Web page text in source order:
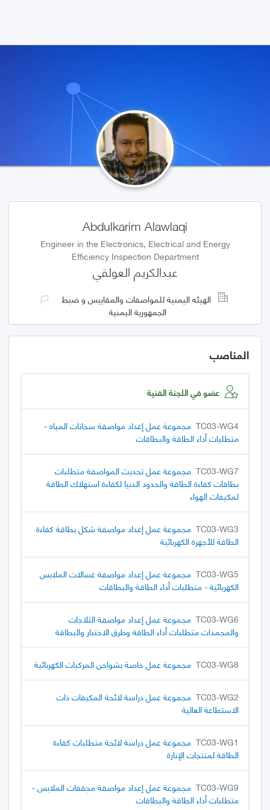
Abdulkarim Alawlaqi
Engineer in the Electronics, Electrical and Energy
Efficiency Inspection Department
عبدالكريم العولقي
الهيئه اليمنية للمواصفات والمقاييس و ضبط
الجمهورية اليمنية
المناصب
عضو في اللجنة الفنية
TC03-WG4 مجموعة عمل إعداد مواصفة سخانات المياه -
متطلبات أداء الطاقة والبطاقات
TC03-WG7 مجموعة عمل تحديث المواصفة متطلبات
بطاقات كفاءة الطاقة والحدود الدنيا لكفاءة استهلاك الطاقة
لمكيفات الهواء
TC03-WG3 مجموعة عمل إعداد مواصفة شكل بطاقة كفاءة
الطاقة للأجهزة الكهربائية
TC03-WG5 مجموعة عمل إعداد مواصفة غسالات الملابس
الكهربائية - متطلبات أداء الطاقة والبطاقات
TC03-WG6 مجموعة عمل إعداد مواصفة الثلاجات
والمجمدات متطلبات أداء الطاقة وطرق الاختبار والبطاقة
TC03-WG8 مجموعة عمل خاصة بشواحن المركبات الكهربائية
TC03-WG2 مجموعة عمل دراسة لائحة المكيفات ذات
الاستطاعة العالية
TC03-WG1 مجموعة عمل دراسة لائحة متطلبات كفاءة
الطاقة لمنتجات الإنارة
TC03-WG9 مجموعة عمل إعداد مواصفة مجففات الملابس -
متطلبات أداء الطاقة والبطاقات